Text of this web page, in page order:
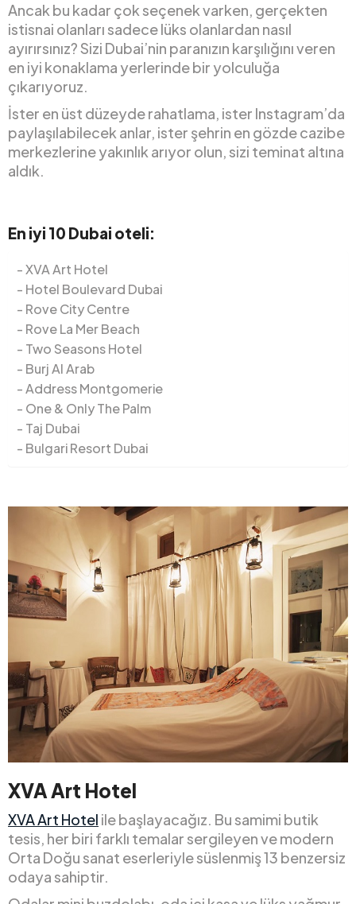
Ancak bu kadar çok seçenek varken, gerçekten
istisnai olanları sadece lüks olanlardan nasıl
ayırırsınız? Sizi Dubai’nin paranızın karşılığını veren
en iyi konaklama yerlerinde bir yolculuğa
çıkarıyoruz.
İster en üst düzeyde rahatlama, ister Instagram’da
paylaşılabilecek anlar, ister şehrin en gözde cazibe
merkezlerine yakınlık arıyor olun, sizi teminat altına
aldık.
En iyi 10 Dubai oteli:
XVA Art Hotel
Hotel Boulevard Dubai
Rove City Centre
Rove La Mer Beach
Two Seasons Hotel
Burj Al Arab
Address Montgomerie
One & Only The Palm
Taj Dubai
Bulgari Resort Dubai
XVA Art Hotel
XVA Art Hotel ile başlayacağız. Bu samimi butik
tesis, her biri farklı temalar sergileyen ve modern
Orta Doğu sanat eserleriyle süslenmiş 13 benzersiz
odaya sahiptir.